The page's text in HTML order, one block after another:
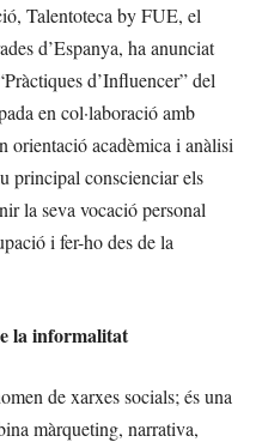
Talentoteca by FUE, el
d’Espanya, ha anunciat
d’Influencer” del
en col·laboració amb
orientació acadèmica i anàlisi
principal conscienciar els
la seva vocació personal
i fer-ho des de la
la informalitat
de xarxes socials; és una
màrqueting, narrativa,